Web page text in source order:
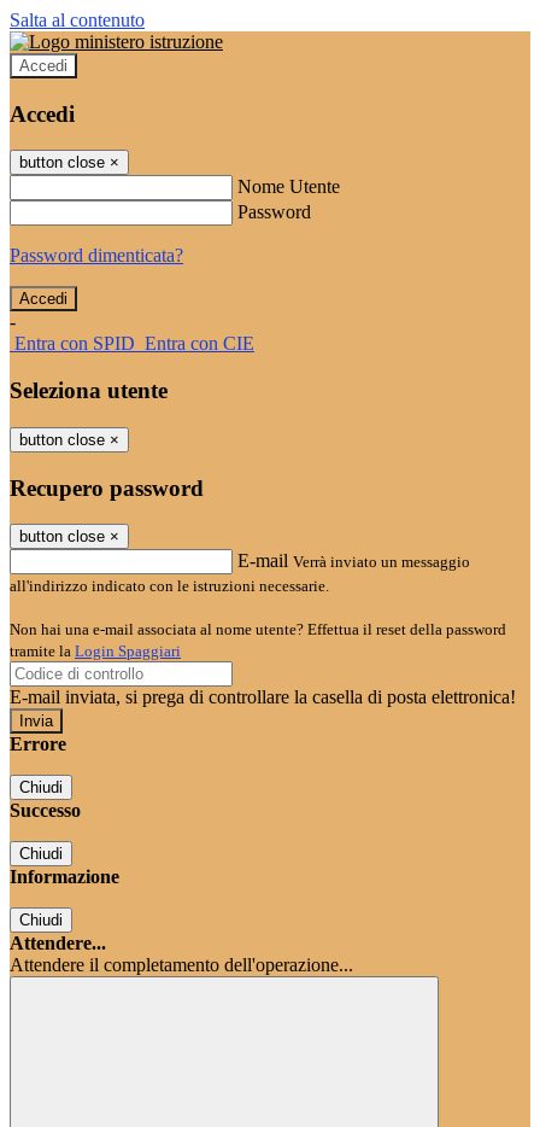
Salta al contenuto
Accedi
Accedi
button close ×
Nome Utente
Password
Password dimenticata?
-
Entra con SPID Entra con CIE
Seleziona utente
button close ×
Recupero password
button close ×
E-mail Verrà inviato un messaggio
all'indirizzo indicato con le istruzioni necessarie.
Non hai una e-mail associata al nome utente? Effettua il reset della password
tramite la Login Spaggiari
E-mail inviata, si prega di controllare la casella di posta elettronica!
Errore
Chiudi
Successo
Chiudi
Informazione
Chiudi
Attendere...
Attendere il completamento dell'operazione...